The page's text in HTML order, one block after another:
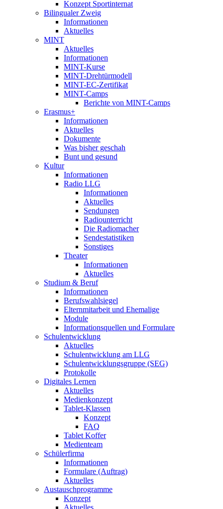
Konzept Sportinternat
Bilingualer Zweig
Informationen
Aktuelles
MINT
Aktuelles
Informationen
MINT-Kurse
MINT-Drehtürmodell
MINT-EC-Zertifikat
MINT-Camps
Berichte von MINT-Camps
Erasmus+
Informationen
Aktuelles
Dokumente
Was bisher geschah
Bunt und gesund
Kultur
Informationen
Radio LLG
Informationen
Aktuelles
Sendungen
Radiounterricht
Die Radiomacher
Sendestatistiken
Sonstiges
Theater
Informationen
Aktuelles
Studium & Beruf
Informationen
Berufswahlsiegel
Elternmitarbeit und Ehemalige
Module
Informationsquellen und Formulare
Schulentwicklung
Aktuelles
Schulentwicklung am LLG
Schulentwicklungsgruppe (SEG)
Protokolle
Digitales Lernen
Aktuelles
Medienkonzept
Tablet-Klassen
Konzept
FAQ
Tablet Koffer
Medienteam
Schülerfirma
Informationen
Formulare (Auftrag)
Aktuelles
Austauschprogramme
Konzept
Aktuelles